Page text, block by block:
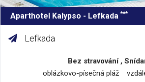
Aparthotel Kalypso - Lefkada ***
Lefkada
Bez stravování ,
oblázkovo-písečná pláž